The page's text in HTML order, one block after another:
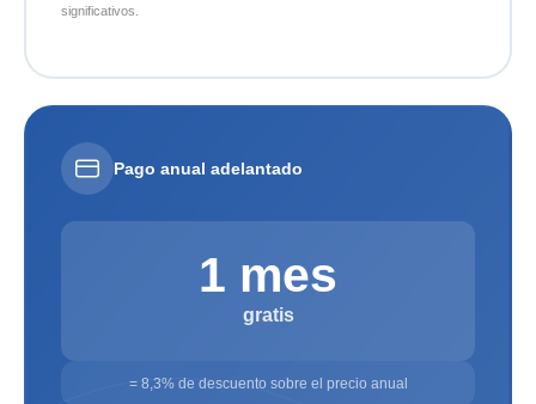
significativos.
Pago anual adelantado
1 mes
gratis
= 8,3% de descuento sobre el precio anual